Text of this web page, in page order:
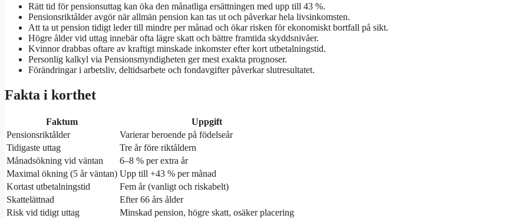
Rätt tid för pensionsuttag kan öka den månatliga ersättningen med upp till 43 %.
Pensionsriktålder avgör när allmän pension kan tas ut och påverkar hela livsinkomsten.
Att ta ut pension tidigt leder till mindre per månad och ökar risken för ekonomiskt bortfall på sikt.
Högre ålder vid uttag innebär ofta lägre skatt och bättre framtida skyddsnivåer.
Kvinnor drabbas oftare av kraftigt minskade inkomster efter kort utbetalningstid.
Personlig kalkyl via Pensionsmyndigheten ger mest exakta prognoser.
Förändringar i arbetsliv, deltidsarbete och fondavgifter påverkar slutresultatet.
Fakta i korthet
Faktum
Uppgift
Pensionsriktålder
Varierar beroende på födelseår
Tidigaste uttag
Tre år före riktåldern
Månadsökning vid väntan
6–8 % per extra år
Maximal ökning (5 år väntan) Upp till +43 % per månad
Kortast utbetalningstid
Fem år (vanligt och riskabelt)
Skattelättnad
Efter 66 års ålder
Risk vid tidigt uttag
Minskad pension, högre skatt, osäker placering